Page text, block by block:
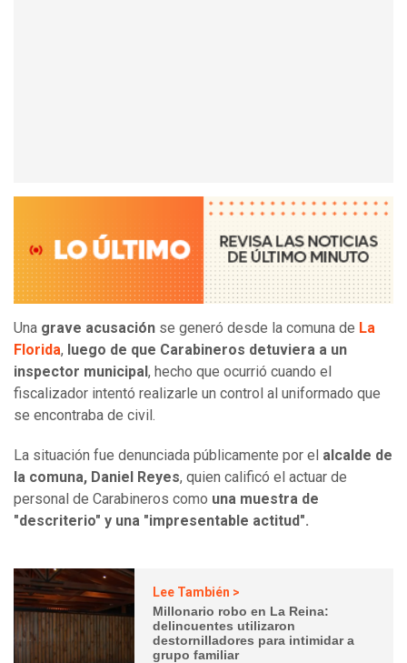
Una grave acusación se generó desde la comuna de La
Florida, luego de que Carabineros detuviera a un
inspector municipal, hecho que ocurrió cuando el
fiscalizador intentó realizarle un control al uniformado que
se encontraba de civil.
La situación fue denunciada públicamente por el alcalde de
la comuna, Daniel Reyes, quien calificó el actuar de
personal de Carabineros como una muestra de
"descriterio" y una "impresentable actitud".
Lee También >
Millonario robo en La Reina:
delincuentes utilizaron
destornilladores para intimidar a
grupo familiar